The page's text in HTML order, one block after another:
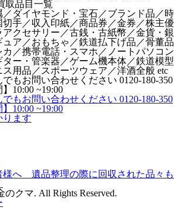
ダイヤモンド・宝石／ブランド品／時
手／収入印紙／商品券／金券／株主優
クセサリー／古銭・古紙幣／金貨・銀
ア／おもちゃ／鉄道払下げ品／骨董品
カ／携帯電話・スマホ／ノートパソコン
ター・管楽器／ゲーム機本体／鉄道模型
用品／スポーツウェア／洋酒全般 etc
クマ. All Rights Reserved.